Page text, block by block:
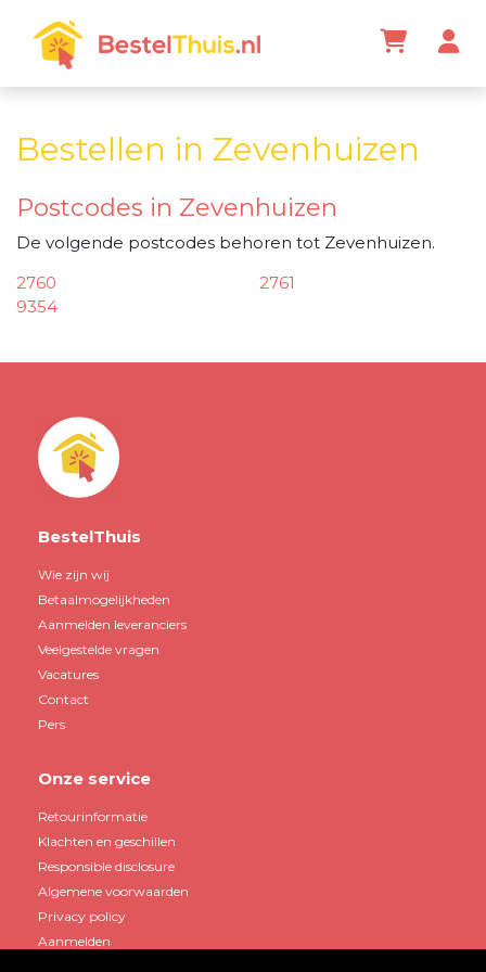
Bestellen in Zevenhuizen
Postcodes in Zevenhuizen
De volgende postcodes behoren tot Zevenhuizen.
2760
2761
9354
BestelThuis
Wie zijn wij
Betaalmogelijkheden
Aanmelden leveranciers
Veelgestelde vragen
Vacatures
Contact
Pers
Onze service
Retourinformatie
Klachten en geschillen
Responsible disclosure
Algemene voorwaarden
Privacy policy
Aanmelden